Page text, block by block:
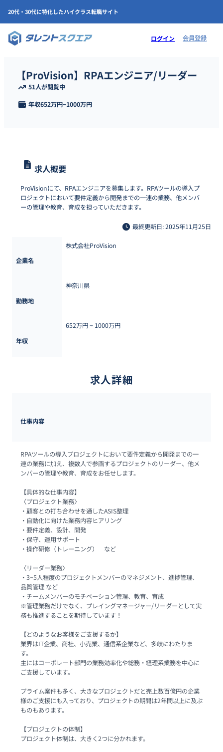
20代・30代に特化したハイクラス転職サイト
ログイン 会員登録
【ProVision】RPAエンジニア/リーダー
51人が閲覧中
年収652万円~1000万円
求人概要
ProVisionにて、RPAエンジニアを募集します。RPAツールの導入プ
ロジェクトにおいて要件定義から開発までの一連の業務、他メンバ
ーの管理や教育、育成を担っていただきます。
最終更新日: 2025年11月25日
企業名
株式会社ProVision
勤務地
神奈川県
年収
652万円 ~ 1000万円
求人詳細
仕事内容
RPAツールの導入プロジェクトにおいて要件定義から開発までの一
連の業務に加え、複数人で参画するプロジェクトのリーダー、他メ
ンバーの管理や教育、育成をお任せします。
【具体的な仕事内容】
〈プロジェクト業務〉
・顧客との打ち合わせを通したASIS整理
・自動化に向けた業務内容ヒアリング
・要件定義、設計、開発
・保守、運用サポート
・操作研修（トレーニング）　など
〈リーダー業務〉
・3~5人程度のプロジェクトメンバーのマネジメント、進捗管理、
品質管理 など
・チームメンバーのモチベーション管理、教育、育成
※管理業務だけでなく、プレイングマネージャー/リーダーとして実
務も推進することを期待しています！
【どのようなお客様をご支援するか】
業界はIT企業、商社、小売業、通信系企業など、多岐にわたりま
す。
主にはコーポレート部門の業務効率化や総務・経理系業務を中心に
ご支援しています。
プライム案件も多く、大きなプロジェクトだと売上数百億円の企業
様のご支援にも入っており、プロジェクトの期間は2年間以上に及ぶ
ものもあります。
【プロジェクトの体制】
プロジェクト体制は、大きく2つに分かれます。